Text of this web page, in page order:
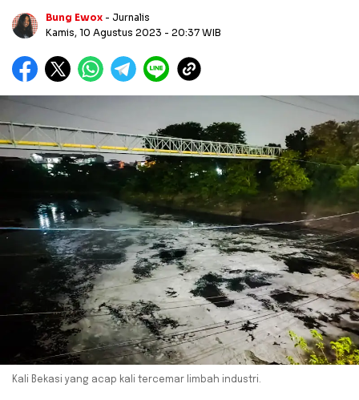
Bung Ewox - Jurnalis
Kamis, 10 Agustus 2023 - 20:37 WIB
Kali Bekasi yang acap kali tercemar limbah industri.